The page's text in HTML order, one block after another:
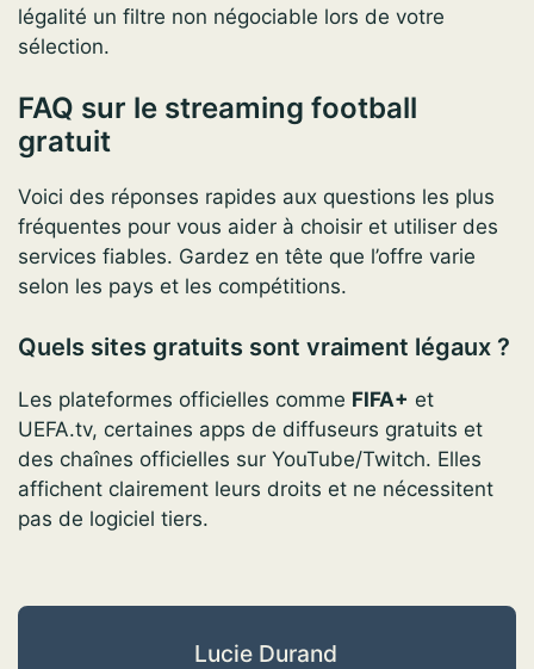
légalité un filtre non négociable lors de votre
sélection.
FAQ sur le streaming football
gratuit
Voici des réponses rapides aux questions les plus
fréquentes pour vous aider à choisir et utiliser des
services fiables. Gardez en tête que l’offre varie
selon les pays et les compétitions.
Quels sites gratuits sont vraiment légaux ?
Les plateformes officielles comme FIFA+ et
UEFA.tv, certaines apps de diffuseurs gratuits et
des chaînes officielles sur YouTube/Twitch. Elles
affichent clairement leurs droits et ne nécessitent
pas de logiciel tiers.
Lucie Durand